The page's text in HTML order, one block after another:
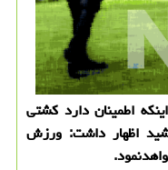
اطمینان دارد کشتی
اظهار داشت: ورزش